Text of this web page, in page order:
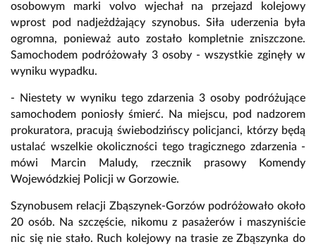
osobowym marki volvo wjechał na przejazd kolejowy
wprost pod nadjeżdżający szynobus. Siła uderzenia była
ogromna, ponieważ auto zostało kompletnie zniszczone.
Samochodem podróżowały 3 osoby - wszystkie zginęły w
wyniku wypadku.
- Niestety w wyniku tego zdarzenia 3 osoby podróżujące
samochodem poniosły śmierć. Na miejscu, pod nadzorem
prokuratora, pracują świebodzińscy policjanci, którzy będą
ustalać wszelkie okoliczności tego tragicznego zdarzenia -
mówi Marcin Maludy, rzecznik prasowy Komendy
Wojewódzkiej Policji w Gorzowie.
Szynobusem relacji Zbąszynek-Gorzów podróżowało około
20 osób. Na szczęście, nikomu z pasażerów i maszyniście
nic się nie stało. Ruch kolejowy na trasie ze Zbąszynka do